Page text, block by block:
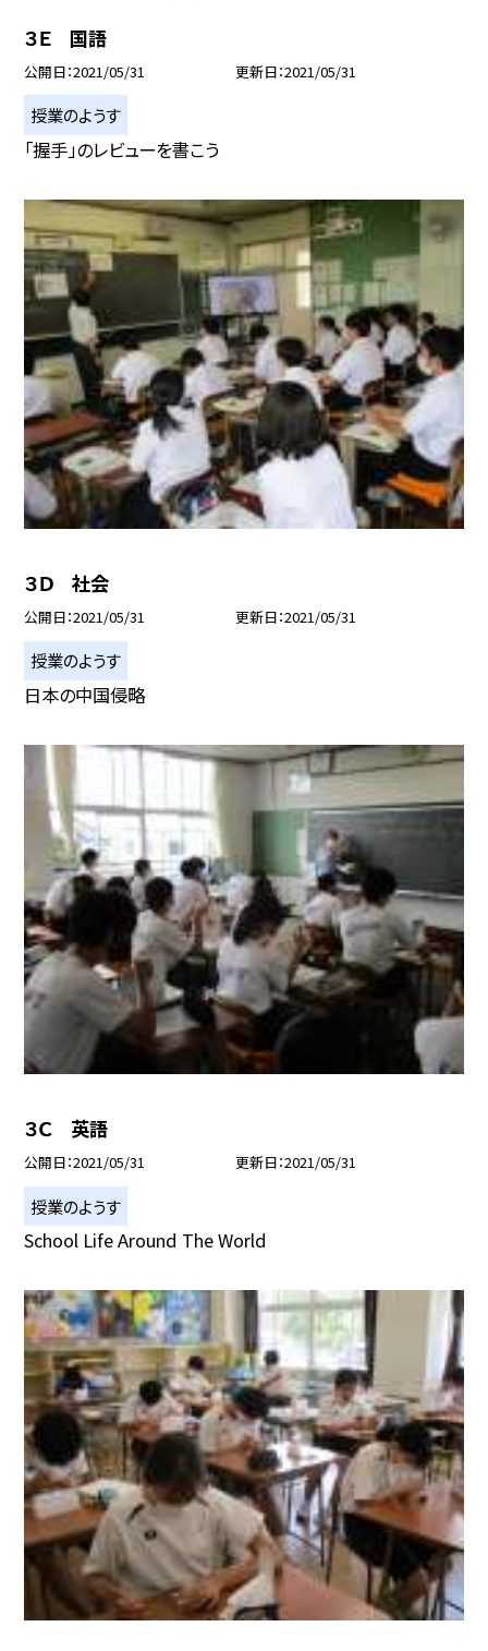
３Ｅ 国語
公開日 2021/05/31 更新日 2021/05/31
授業のようす
「握手」のレビューを書こう
３Ｄ 社会
公開日 2021/05/31 更新日 2021/05/31
授業のようす
日本の中国侵略
３Ｃ 英語
公開日 2021/05/31 更新日 2021/05/31
授業のようす
School Life Around The World